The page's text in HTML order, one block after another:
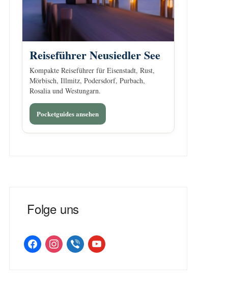
Reiseführer Neusiedler See
Kompakte Reiseführer für Eisenstadt, Rust,
Mörbisch, Illmitz, Podersdorf, Purbach,
Rosalia und Westungarn.
Pocketguides ansehen
Folge uns
facebookinstagramviber youtube